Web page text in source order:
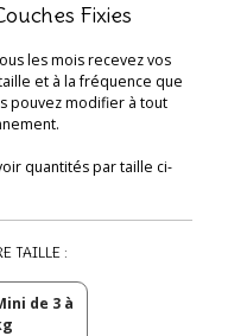
Fixies
les mois recevez vos
et à la fréquence que
pouvez modifier à tout
quantités par taille ci-
TAILLE :
de 3 à